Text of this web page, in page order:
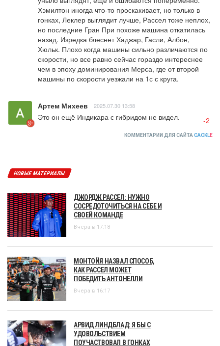
Хэмилтон иногда что-то проскакивает, но только в
гонках, Леклер выглядит лучше, Рассел тоже неплох,
но последние Гран При похоже машина откатилась
назад. Изредка блеснет Хаджар, Гасли, Албон,
Хюльк. Плохо когда машины сильно различаются по
скорости, но все равно сейчас гораздо интереснее
чем в эпоху доминирования Мерса, где от второй
машины по скорости уезжали на 1с с круга.
Артем Михеев 2025.07.30 13:58
Это он ещё Индикара с гибридом не видел. -2
КОММЕНТАРИИ ДЛЯ САЙТА CACKLE
НОВЫЕ МАТЕРИАЛЫ
ДЖОРДЖ РАССЕЛ: НУЖНО
СОСРЕДОТОЧИТЬСЯ НА СЕБЕ И
СВОЕЙ КОМАНДЕ
Вчера в 17:18
МОНТОЙЯ НАЗВАЛ СПОСОБ,
КАК РАССЕЛ МОЖЕТ
ПОБЕДИТЬ АНТОНЕЛЛИ
Вчера в 16:17
АРВИД ЛИНДБЛАД: Я БЫ С
УДОВОЛЬСТВИЕМ
ПОУЧАСТВОВАЛ В ГОНКАХ